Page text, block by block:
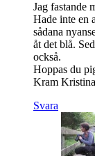
Jag fastande
Hade inte en
sådana
åt det blå.
också.
Hoppas du
Kram Kristina
Svara